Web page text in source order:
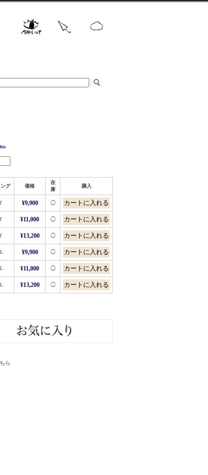
込)
グ 価格
在
庫
購入
¥9,900 ◯
¥11,000 ◯
¥13,200 ◯
¥9,900 ◯
¥11,000 ◯
¥13,200 ◯
ら